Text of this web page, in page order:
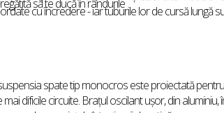
să te ducă în rândurile
cu încredere - iar tuburile lor de cursă lungă
spate tip monocros este proiectată
dificile circuite. Brațul oscilant ușor, din